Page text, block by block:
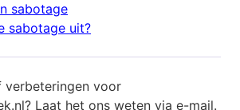
sabotage
sabotage uit?
verbeteringen voor
Laat het ons weten via e-mail.